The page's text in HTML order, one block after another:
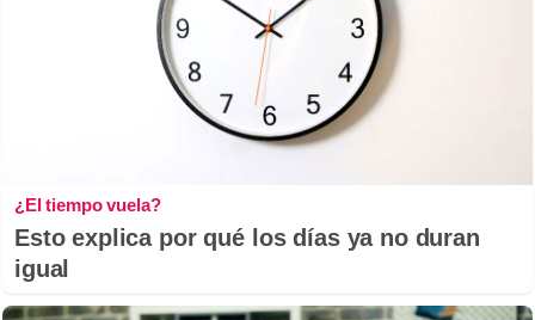
¿El tiempo vuela?
Esto explica por qué los días ya no duran
igual